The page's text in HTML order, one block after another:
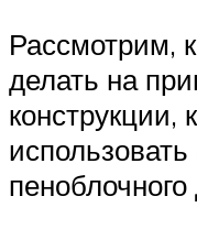
Рассмотрим,
делать на
конструкции,